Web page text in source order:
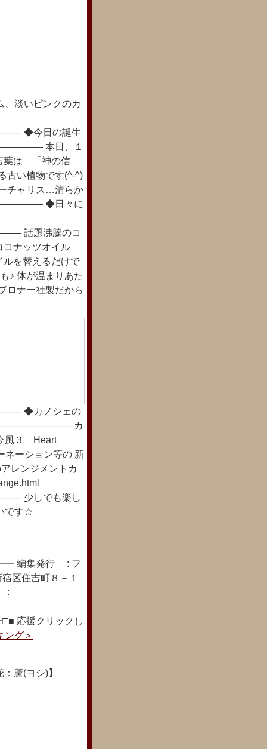
淡いピンクのカ
今日の誕生
本日、１
は 「神の信
古い植物です(^-^)
チャリス…清らか
◆日々に
題沸騰のコ
ナッツオイル
を替えるだけで
♪ 体が温まりあた
ロナー社製だから
カノシェの
カ
風３ Heart
ネーション等の 新
レンジメントカ
しでも楽し
です☆
集発行 : フ
住吉町８－１
:
クリックし
グ＞
蘆(ヨシ)】